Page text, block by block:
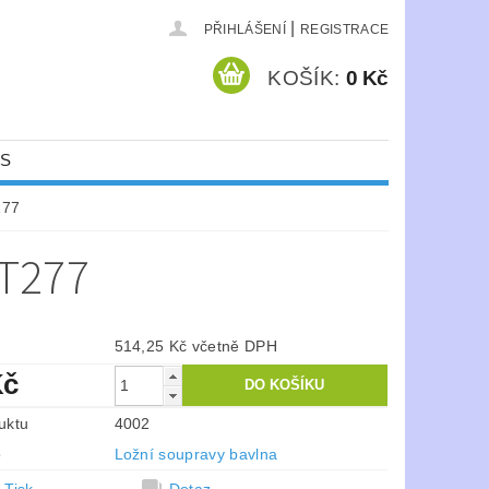
PŘIHLÁŠENÍ REGISTRACE
KOŠÍK: 0 Kč
514,25 Kč včetně DPH
4002
Ložní soupravy bavlna